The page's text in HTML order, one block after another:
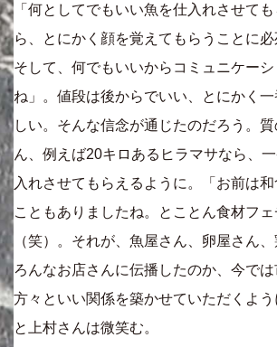
「何としてでもいい魚を仕入れさせて
ら、とにかく顔を覚えてもらうことに必
そして、何でもいいからコミュニケー
ね」。値段は後からでいい、とにかく
しい。そんな信念が通じたのだろう。
ん、例えば20キロあるヒラマサなら、
入れさせてもらえるように。「お前は
こともありましたね。とことん食材フ
（笑）。それが、魚屋さん、卵屋さん
ろんなお店さんに伝播したのか、今で
方々といい関係を築かせていただくよう
と上村さんは微笑む。